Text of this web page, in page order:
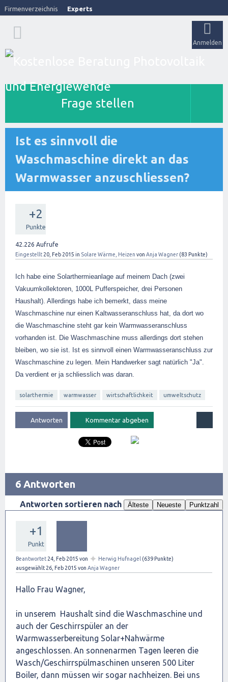
Firmenverzeichnis Experts
Anmelden
Frage stellen
Ist es sinnvoll die
Waschmaschine direkt an das
Warmwasser anzuschliessen?
+2
Punkte
42.226 Aufrufe
Eingestellt 20, Feb 2015 in Solare Wärme, Heizen von Anja Wagner (83 Punkte)
Ich habe eine Solarthermieanlage auf meinem Dach (zwei
Vakuumkollektoren, 1000L Pufferspeicher, drei Personen
Haushalt). Allerdings habe ich bemerkt, dass meine
Waschmaschine nur einen Kaltwasseranschluss hat, da dort wo
die Waschmaschine steht gar kein Warmwasseranschluss
vorhanden ist. Die Waschmaschine muss allerdings dort stehen
bleiben, wo sie ist. Ist es sinnvoll einen Warmwasseranschluss zur
Waschmaschine zu legen. Mein Handwerker sagt natürlich "Ja".
Da verdient er ja schliesslich was daran.
solarthermie warmwasser wirtschaftlichkeit umweltschutz
6 Antworten
Antworten sortieren nach Älteste Neueste Punktzahl
+1
Punkt
Beantwortet 24, Feb 2015 von ✦ Herwig Hufnagel (639 Punkte)
ausgewählt 26, Feb 2015 von Anja Wagner
Hallo Frau Wagner,
in unserem Haushalt sind die Waschmaschine und
auch der Geschirrspüler an der
Warmwasserbereitung Solar+Nahwärme
angeschlossen. An sonnenarmen Tagen leeren die
Wasch/Geschirrspülmaschinen unseren 500 Liter
Boiler, dann müssen wir sogar nachheizen. Bei uns